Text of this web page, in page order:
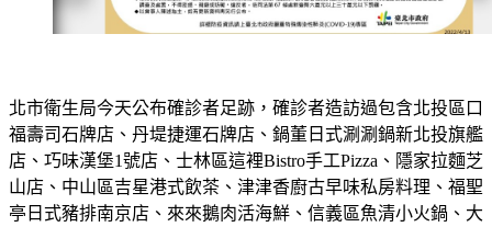
北市衛生局今天公布確診者足跡，確診者造訪過包含北投區口
福壽司石牌店、丹堤捷運石牌店、鍋董日式涮涮鍋新北投旗艦
店、巧味漢堡1號店、士林區這裡Bistro手工Pizza、隱家拉麵芝
山店、中山區吉星港式飲茶、津津香廚古早味私房料理、福聖